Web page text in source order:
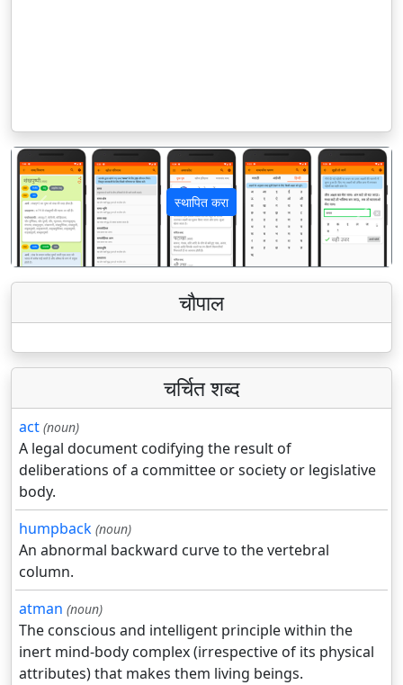
स्थापित करा
पिछला अगला
चौपाल
चर्चित शब्द
act (noun)
A legal document codifying the result of
deliberations of a committee or society or legislative
body.
humpback (noun)
An abnormal backward curve to the vertebral
column.
atman (noun)
The conscious and intelligent principle within the
inert mind-body complex (irrespective of its physical
attributes) that makes them living beings.